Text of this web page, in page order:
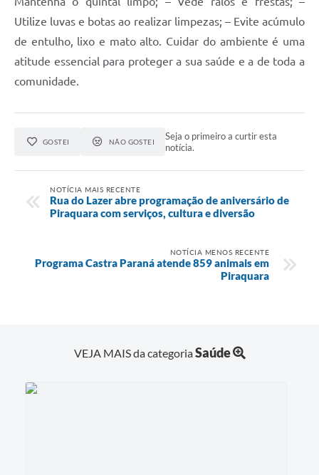
Utilize luvas e botas ao realizar limpezas; – Evite acúmulo
de entulho, lixo e mato alto. Cuidar do ambiente é uma
atitude essencial para proteger a sua saúde e a de toda a
comunidade.
GOSTEI NÃO GOSTEI
Seja o primeiro a curtir esta
notícia.
NOTÍCIA MAIS RECENTE
Rua do Lazer abre programação de aniversário de
Piraquara com serviços, cultura e diversão
NOTÍCIA MENOS RECENTE
Programa Castra Paraná atende 859 animais em
Piraquara
VEJA MAIS da categoriaSaúde